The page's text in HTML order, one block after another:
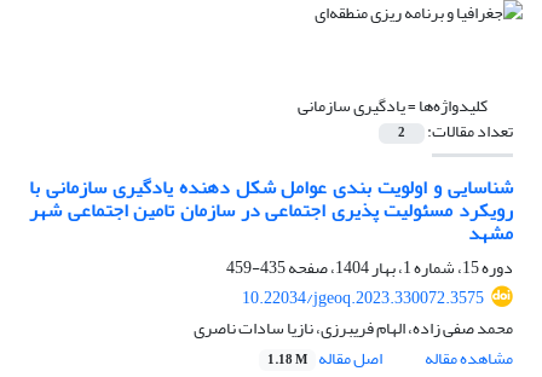
کلیدواژه‌ها =یادگیری سازمانی
تعداد مقالات: 2
شناسایی و اولویت بندی عوامل شکل دهنده یادگیری سازمانی با
رویکرد مسئولیت پذیری اجتماعی در سازمان تامین اجتماعی شهر
مشهد
دوره 15، شماره 1، بهار 1404، صفحه
435-459
10.22034/jgeoq.2023.330072.3575
محمد صفی زاده، الهام فریبرزی، نازیا سادات ناصری
مشاهده مقاله
اصل مقاله 1.18 M